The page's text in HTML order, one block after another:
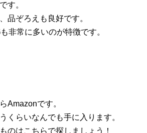
す。
品ぞろえも良好です。
非常に多いのが特徴です。
Amazonです。
くらいなんでも手に入ります。
のはこちらで探しましょう！